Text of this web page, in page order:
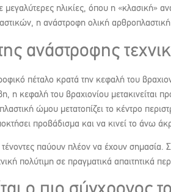
μεγαλύτερες ηλικίες, όπου η «κλασική»
η ανάστροφη ολική
ανάστροφης
πέταλο κρατά την κεφαλή του
η κεφαλή του βραχιονίου μετακινείται
ώμου μετατοπίζει το κέντρο
προβάδισμα και να κινεί το άνω
τένοντες παύουν πλέον να έχουν
πολύτιμη σε πραγματικά απαιτητικά